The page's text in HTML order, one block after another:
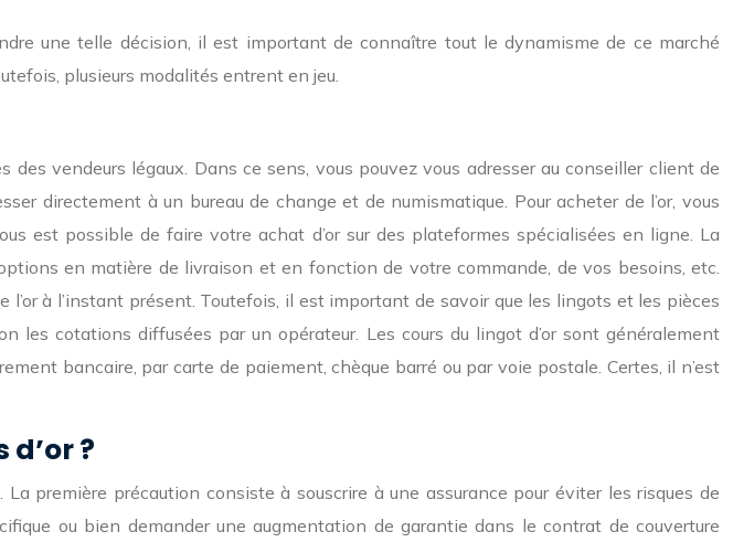
une telle décision, il est important de connaître tout le dynamisme de ce marché
plusieurs modalités entrent en jeu.
vendeurs légaux. Dans ce sens, vous pouvez vous adresser au conseiller client de
directement à un bureau de change et de numismatique. Pour acheter de l’or, vous
est possible de faire votre achat d’or sur des plateformes spécialisées en ligne. La
en matière de livraison et en fonction de votre commande, de vos besoins, etc.
à l’instant présent. Toutefois, il est important de savoir que les lingots et les pièces
cotations diffusées par un opérateur. Les cours du lingot d’or sont généralement
bancaire, par carte de paiement, chèque barré ou par voie postale. Certes, il n’est
?
première précaution consiste à souscrire à une assurance pour éviter les risques de
ou bien demander une augmentation de garantie dans le contrat de couverture